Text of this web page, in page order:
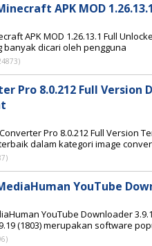
APK MOD
APK MOD 1.26.13.1 Full
banyak dicari oleh pengguna
)
Pro 8.0.212 Full
Pro 8.0.212 Full Version
dalam kategori image
)
YouTube
YouTube Downloader
(1803) merupakan software
)